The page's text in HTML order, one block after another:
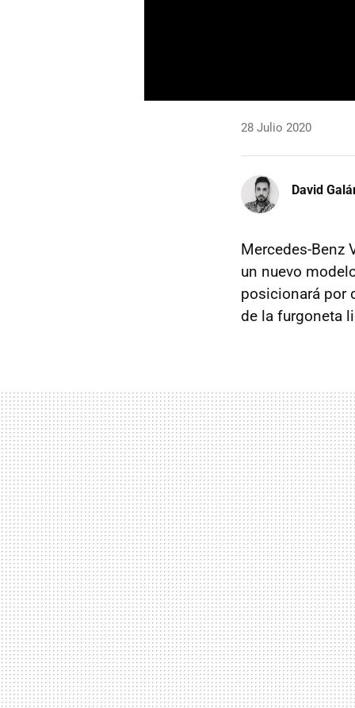
28 Julio 2020
David
Mercedes-Benz
un nuevo
posicionará por
de la furgoneta